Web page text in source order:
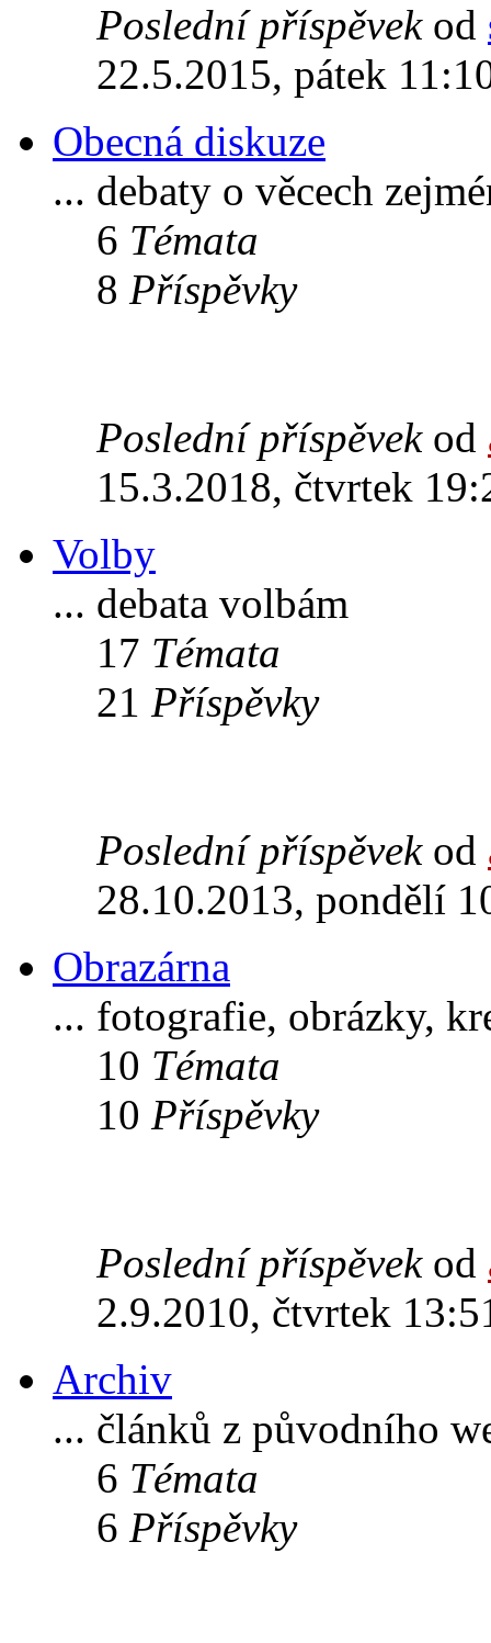
Poslední příspěvekod
22.5.2015, pátek
Obecná diskuze
... debaty o věcech
6 Témata
8 Příspěvky
Poslední příspěvekod
15.3.2018, čtvrtek
Volby
... debata volbám
17 Témata
21 Příspěvky
Poslední příspěvekod
28.10.2013, pondělí
Obrazárna
... fotografie, obrázky,
10 Témata
10 Příspěvky
Poslední příspěvekod
2.9.2010, čtvrtek
Archiv
... článků z původního
6 Témata
6 Příspěvky